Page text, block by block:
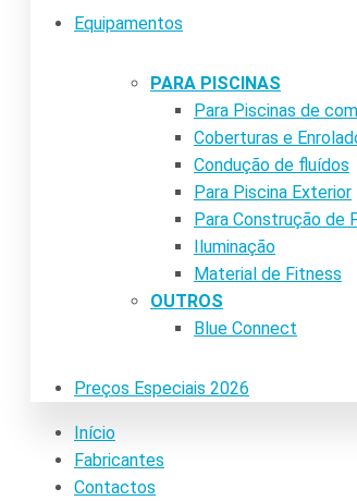
Equipamentos
PARA PISCINAS
Para Piscinas de
Coberturas e
Condução de fluídos
Para Piscina Exterior
Para Construção de
Iluminação
Material de Fitness
OUTROS
Blue Connect
Preços Especiais 2026
Início
Fabricantes
Contactos